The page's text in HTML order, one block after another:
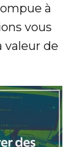
à
vous
de